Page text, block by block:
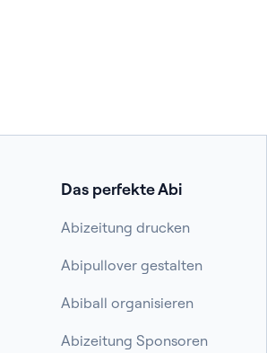
Das perfekte Abi
Abizeitung drucken
Abipullover gestalten
Abiball organisieren
Abizeitung Sponsoren